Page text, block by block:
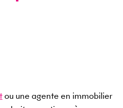
ou une agente en immobilier